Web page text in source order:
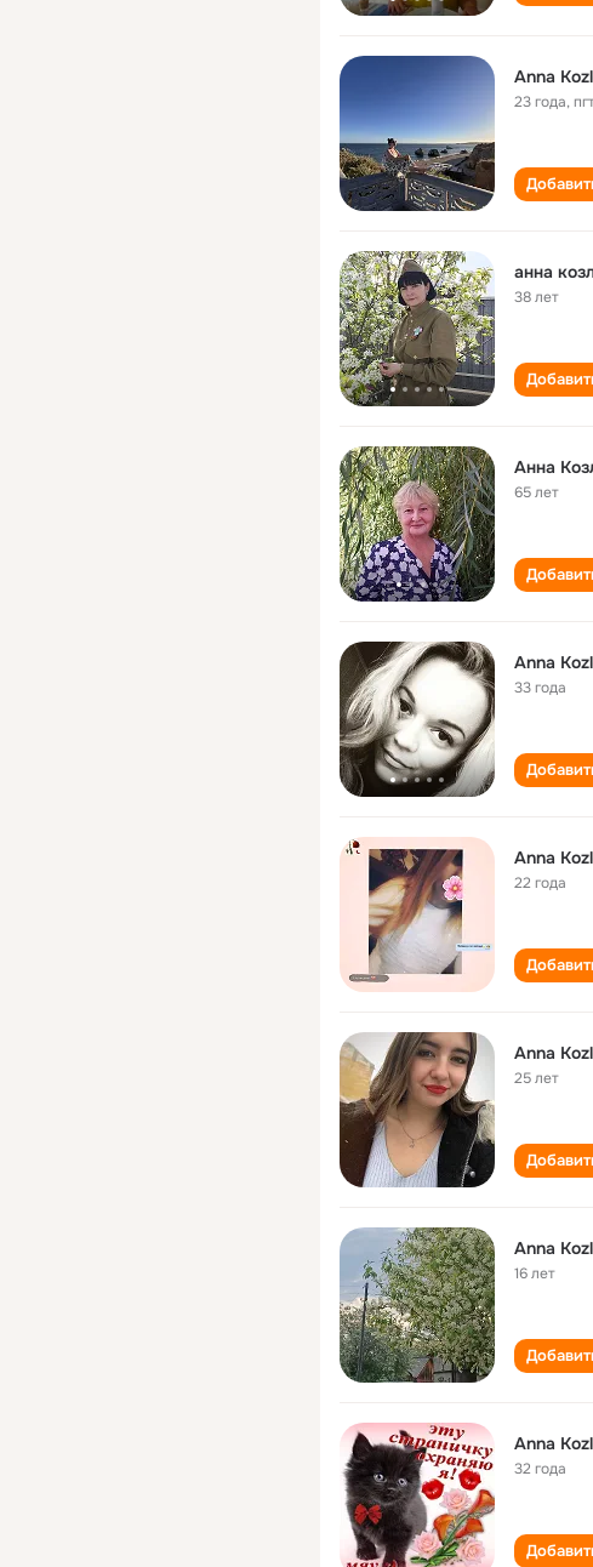
Anna
23 года,
анна
38 лет
Анна
65 лет
Anna
33 года
Anna
22 года
Anna
25 лет
Anna
16 лет
Anna
32 года